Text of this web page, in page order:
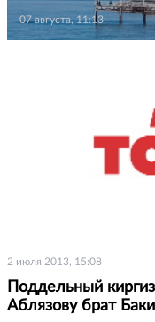
07 августа, 11:13
2 июля 2013, 15:08
Поддельный
Аблязову брат